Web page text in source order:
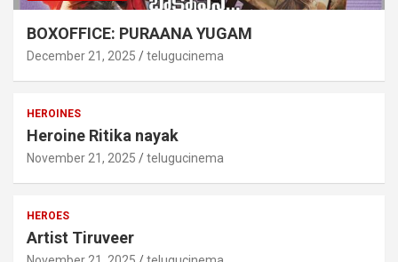
BOXOFFICE: PURAANA YUGAM
December 21, 2025 telugucinema
HEROINES
Heroine Ritika nayak
November 21, 2025 telugucinema
HEROES
Artist Tiruveer